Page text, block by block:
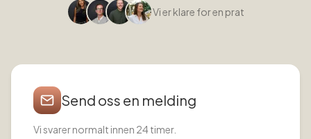
Book en prat
Vi er klare for en prat
Send oss en melding
Vi svarer normalt innen 24 timer.